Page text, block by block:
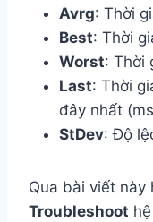
Avrg: Thời
Best: Thời
Worst: Thời
Last: Thời
đây nhất
StDev: Độ
Qua bài viết này
Troubleshoot